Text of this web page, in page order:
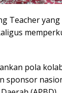
Teacher
pola
sponsor